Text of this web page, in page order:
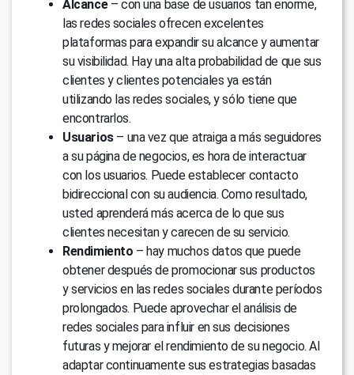
Alcance– con una base de usuarios tan enorme,
las redes sociales ofrecen excelentes
plataformas para expandir su alcance y aumentar
su visibilidad. Hay una alta probabilidad de que sus
clientes y clientes potenciales ya están
utilizando las redes sociales, y sólo tiene que
encontrarlos.
Usuarios– una vez que atraiga a más seguidores
a su página de negocios, es hora de interactuar
con los usuarios. Puede establecer contacto
bidireccional con su audiencia. Como resultado,
usted aprenderá más acerca de lo que sus
clientes necesitan y carecen de su servicio.
Rendimiento – hay muchos datos que puede
obtener después de promocionar sus productos
y servicios en las redes sociales durante períodos
prolongados. Puede aprovechar el análisis de
redes sociales para influir en sus decisiones
futuras y mejorar el rendimiento de su negocio. Al
adaptar continuamente sus estrategias basadas